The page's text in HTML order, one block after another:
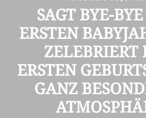
SAGT BYE-
ERSTEN
ZELEBRIERT
ERSTEN
GANZ